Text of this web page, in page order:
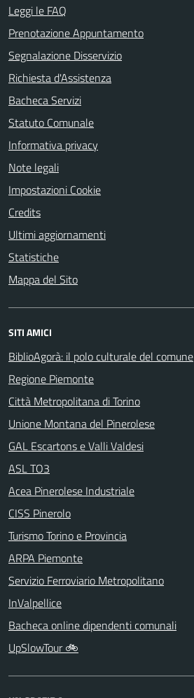
Leggi le FAQ
Prenotazione Appuntamento
Segnalazione Disservizio
Richiesta d'Assistenza
Bacheca Servizi
Statuto Comunale
Informativa privacy
Note legali
Impostazioni Cookie
Credits
Ultimi aggiornamenti
Statistiche
Mappa del Sito
SITI AMICI
BiblioAgorà: il polo culturale del comune
Regione Piemonte
Città Metropolitana di Torino
Unione Montana del Pinerolese
GAL Escartons e Valli Valdesi
ASL TO3
Acea Pinerolese Industriale
CISS Pinerolo
Turismo Torino e Provincia
ARPA Piemonte
Servizio Ferroviario Metropolitano
InValpellice
Bacheca online dipendenti comunali
UpSlowTour 🚲